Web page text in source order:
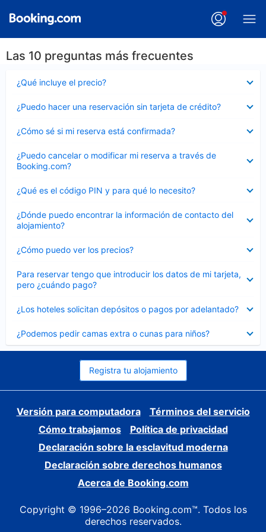
Las 10 preguntas más frecuentes
¿Qué incluye el precio?
cerrado
¿Puedo hacer una reservación sin tarjeta de crédito?
cerrado
¿Cómo sé si mi reserva está confirmada?
cerrado
¿Puedo cancelar o modificar mi reserva a través de
Booking.com?
cerrado
¿Qué es el código PIN y para qué lo necesito?
cerrado
¿Dónde puedo encontrar la información de contacto del
alojamiento?
cerrado
¿Cómo puedo ver los precios?
cerrado
Para reservar tengo que introducir los datos de mi tarjeta,
pero ¿cuándo pago?
cerrado
¿Los hoteles solicitan depósitos o pagos por adelantado?
cerrado
¿Podemos pedir camas extra o cunas para niños?
cerrado
Registra tu alojamiento
Versión para computadora
Términos del servicio
Cómo trabajamos
Política de privacidad
Declaración sobre la esclavitud moderna
Declaración sobre derechos humanos
Acerca de Booking.com
Copyright © 1996–2026 Booking.com™. Todos los
derechos reservados.